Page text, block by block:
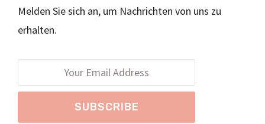
Melden Sie sich an, um Nachrichten von uns zu
erhalten.